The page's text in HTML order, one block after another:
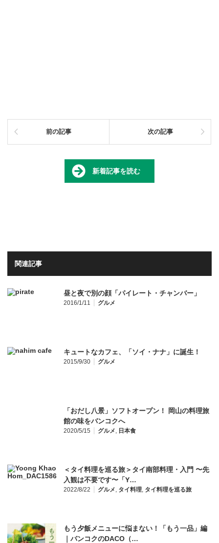
前の記事 次の記事
新着記事を読む
関連記事
昼と夜で別の顔「パイレート・チャンバー」
2016/1/11 グルメ
キュートなカフェ、「ソイ・ナナ」に誕生！
2015/9/30 グルメ
「おだし八景」ソフトオープン！ 岡山の料理旅
館の味をバンコクへ
2020/5/15 グルメ, 日本食
＜タイ料理を巡る旅＞タイ南部料理・入門 〜先
入観は不要です〜「Y…
2022/8/22 グルメ, タイ料理, タイ料理を巡る旅
もう夕飯メニューに悩まない！「もう一品」編
｜バンコクのDACO（…